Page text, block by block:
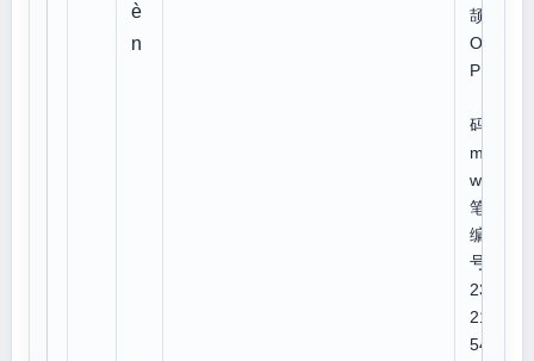
è
n
颉:
OG
P
码:n
mb
w
笔顺
编
号:3
231
214
544